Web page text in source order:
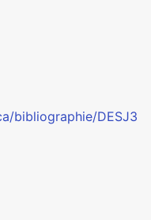
bibliographie/DESJ3